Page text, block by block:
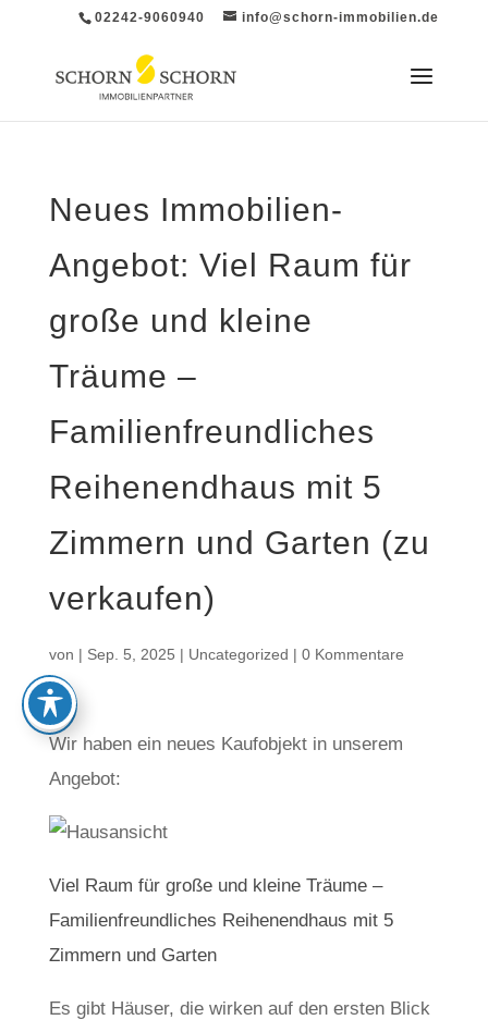
02242-9060940 info@schorn-immobilien.de
Neues Immobilien-
Angebot: Viel Raum für
große und kleine
Träume –
Familienfreundliches
Reihenendhaus mit 5
Zimmern und Garten (zu
verkaufen)
von | Sep. 5, 2025 | Uncategorized | 0 Kommentare
Wir haben ein neues Kaufobjekt in unserem
Angebot:
Viel Raum für große und kleine Träume –
Familienfreundliches Reihenendhaus mit 5
Zimmern und Garten
Es gibt Häuser, die wirken auf den ersten Blick